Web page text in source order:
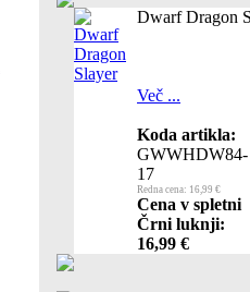
Dwarf Dragon
Več ...
Koda artikla:
GWWHDW84-
17
Redna cena: 16,99 €
Cena v spletni
Črni luknji:
16,99 €